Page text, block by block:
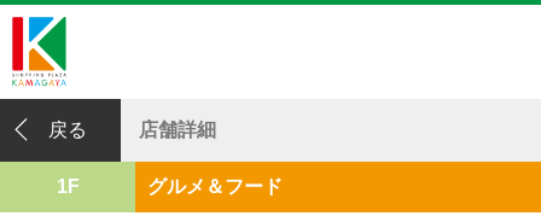
戻る 店舗詳細
1F グルメ＆フード